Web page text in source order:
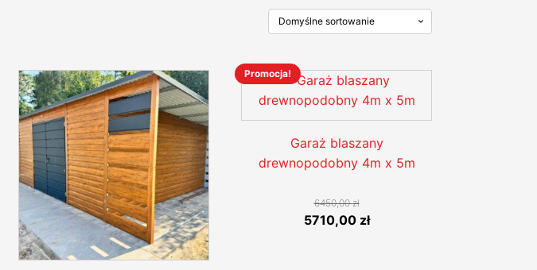
Promocja!
Garaż blaszany
drewnopodobny 4m x 5m
6450,00zł
Pierwotna
5710,00 złAktualna
Ten
produkt
ma
wariantów.